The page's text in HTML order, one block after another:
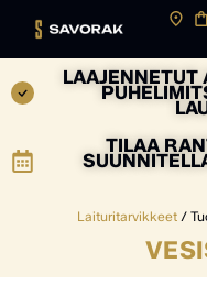
LAAJENNETUT
TILAA
Laituritarvikkeet /